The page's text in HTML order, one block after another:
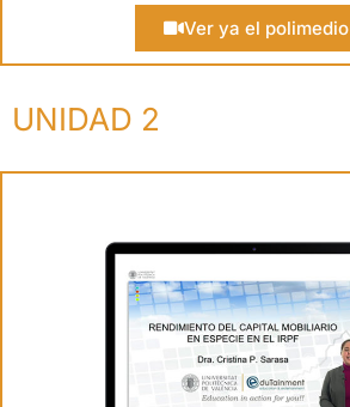
Ver ya el polimedio
UNIDAD 2